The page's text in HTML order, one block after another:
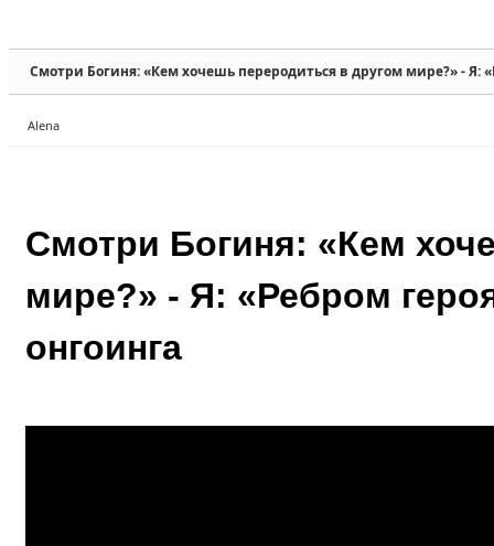
Смотри Богиня: «Кем хочешь переродиться в другом мире?» - Я:
Alena
Смотри Богиня: «Кем
мире?» - Я: «Ребром
онгоинга
Sketchbook5, 스케치북5
Sketchbook5, 스케치북5
Sketchbook5, 스케치북5
Sketchbook5, 스케치북5